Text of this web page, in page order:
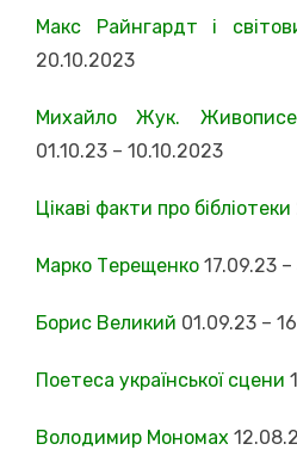
Макс Райнгардт і
20.10.2023
Михайло Жук.
01.10.23 – 10.10.2023
Цікаві факти про бібліотеки
Марко Терещенко 17.09.23
Борис Великий 01.09.23 –
Поетеса української сцени
Володимир Мономах